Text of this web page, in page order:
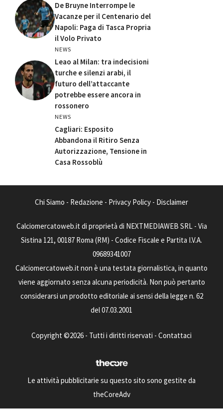
De Bruyne Interrompe le
Vacanze per il Centenario del
Napoli: Paga di Tasca Propria
il Volo Privato
NEWS
Leao al Milan: tra indecisioni
turche e silenzi arabi, il
futuro dell’attaccante
potrebbe essere ancora in
rossonero
NEWS
Cagliari: Esposito
Abbandona il Ritiro Senza
Autorizzazione, Tensione in
Casa Rossoblù
Chi Siamo - Redazione - Privacy Policy - Disclaimer
Calciomercatoweb.it di proprietà di NEXTMEDIAWEB SRL - Via
Sistina 121, 00187 Roma (RM) - Codice Fiscale e Partita I.V.A.
09689341007
Calciomercatoweb.it non è una testata giornalistica, in quanto
viene aggiornato senza alcuna periodicità. Non può pertanto
considerarsi un prodotto editoriale ai sensi della legge n. 62
del 07.03.2001
Copyright ©2026 - Tutti i diritti riservati - Contattaci
Le attività pubblicitarie su questo sito sono gestite da
theCoreAdv